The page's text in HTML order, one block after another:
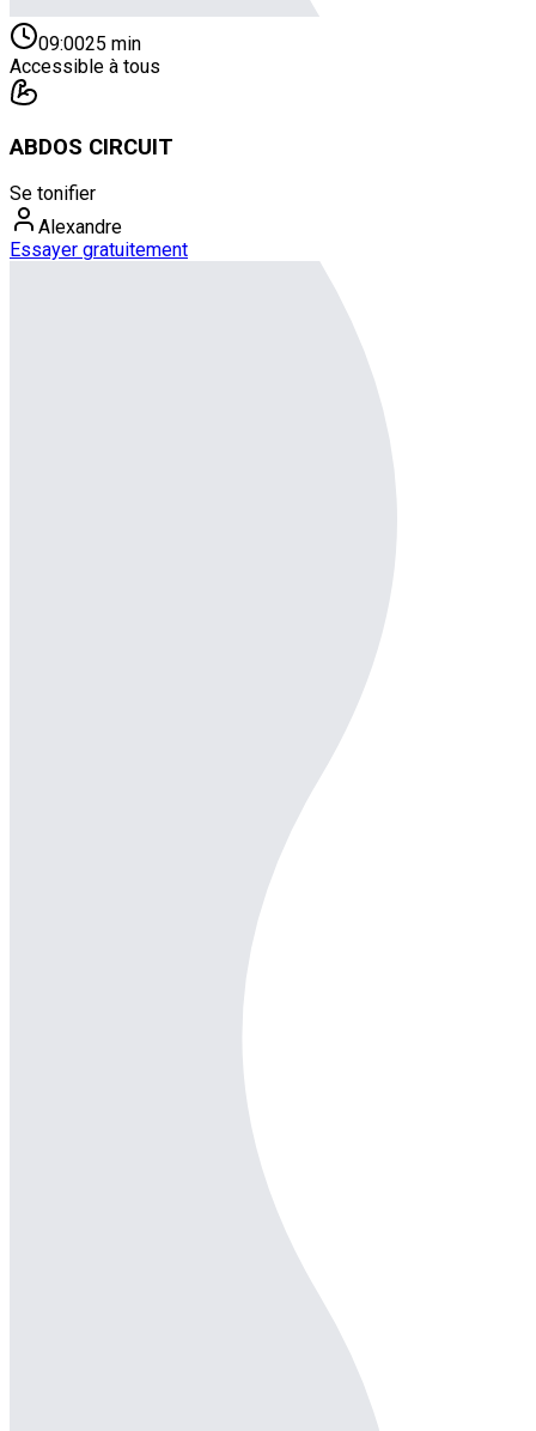
09:0025 min
Accessible à tous
ABDOS CIRCUIT
Se tonifier
Alexandre
Essayer gratuitement